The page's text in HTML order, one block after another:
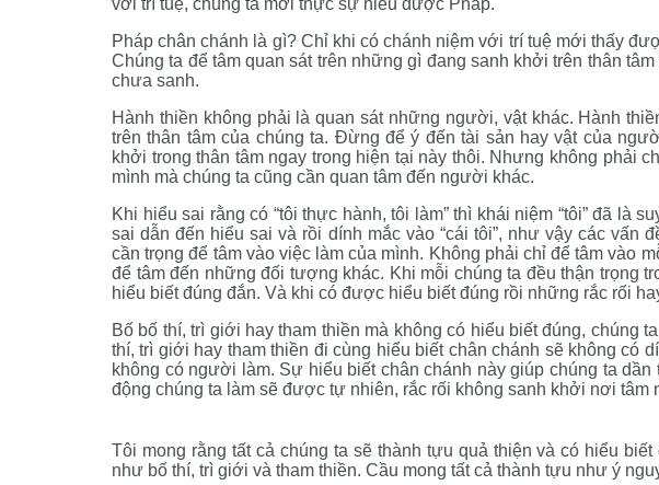
với trí tuệ, chúng ta mới thực sự hiểu được Pháp.
Pháp chân chánh là gì? Chỉ khi có chánh niệm với trí tuệ mới thấy
Chúng ta để tâm quan sát trên những gì đang sanh khởi trên thân
chưa sanh.
Hành thiền không phải là quan sát những người, vật khác. Hành
trên thân tâm của chúng ta. Đừng để ý đến tài sản hay vật của
khởi trong thân tâm ngay trong hiện tại này thôi. Nhưng không phải
mình mà chúng ta cũng cần quan tâm đến người khác.
Khi hiểu sai rằng có “tôi thực hành, tôi làm” thì khái niệm “tôi” đã là
sai dẫn đến hiểu sai và rồi dính mắc vào “cái tôi”, như vậy các vấn
cần trọng để tâm vào việc làm của mình. Không phải chỉ để tâm vào
để tâm đến những đối tượng khác. Khi mỗi chúng ta đều thận trọng
hiểu biết đúng đắn. Và khi có được hiểu biết đúng rồi những rắc rối
Bố bố thí, trì giới hay tham thiền mà không có hiểu biết đúng, chúng
thí, trì giới hay tham thiền đi cùng hiểu biết chân chánh sẽ không có
không có người làm. Sự hiểu biết chân chánh này giúp chúng ta
động chúng ta làm sẽ được tự nhiên, rắc rối không sanh khởi nơi tâm
Tôi mong rằng tất cả chúng ta sẽ thành tựu quả thiện và có hiểu
như bố thí, trì giới và tham thiền. Cầu mong tất cả thành tựu như ý